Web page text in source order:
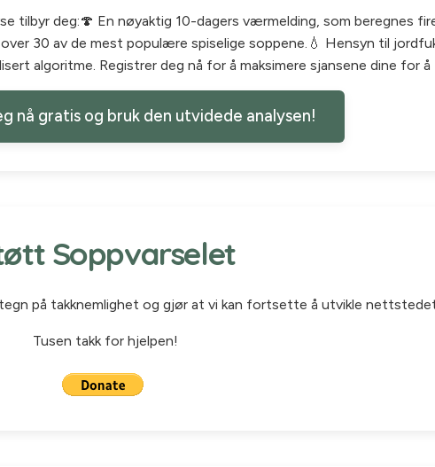
tilbyr deg:🍄 En nøyaktig 10-dagers værmelding, som beregnes
30 av de mest populære spiselige soppene.💧 Hensyn til
algoritme. Registrer deg nå for å maksimere sjansene dine for
nå gratis og bruk den utvidede analysen!
Soppvarselet
på takknemlighet og gjør at vi kan fortsette å utvikle
Tusen takk for hjelpen!